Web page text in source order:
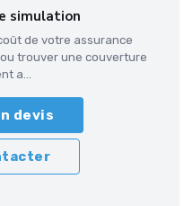
simulation
de votre assurance
trouver une couverture
a...
devis